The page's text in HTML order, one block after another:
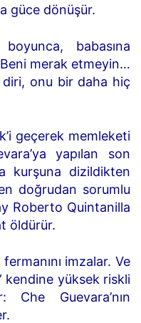
güce dönüşür.
babasına
merak etmeyin…
diri, onu bir daha hiç
geçerek memleketi
yapılan son
kurşuna dizildikten
doğrudan sorumlu
Roberto Quintanilla
öldürür.
imzalar. Ve
kendine yüksek riskli
Guevara’nın